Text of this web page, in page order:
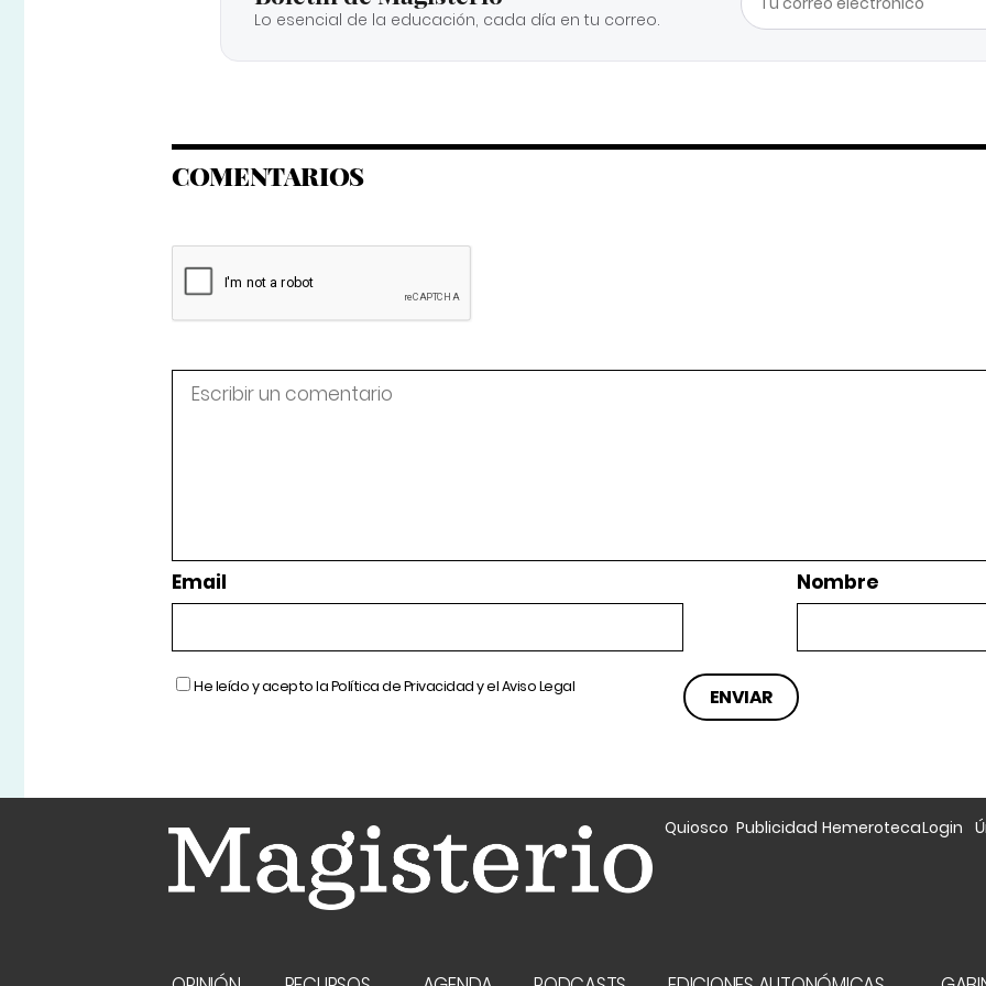
Lo esencial de la educación, cada día en tu correo.
COMENTARIOS
Email Nombre
He leído y acepto laPolítica de Privacidady elAviso Legal
Quiosco Publicidad HemerotecaLogin